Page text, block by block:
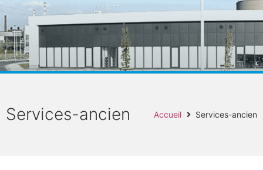
Services-ancien Accueil Services-ancien